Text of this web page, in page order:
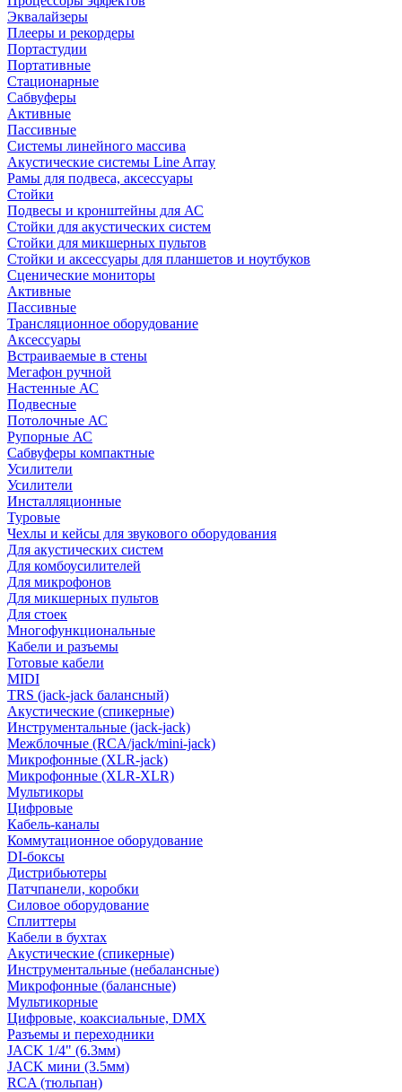
Эквалайзеры
Плееры и рекордеры
Портастудии
Портативные
Стационарные
Сабвуферы
Активные
Пассивные
Системы линейного массива
Акустические системы Line Array
Рамы для подвеса, аксессуары
Стойки
Подвесы и кронштейны для АС
Стойки для акустических систем
Стойки для микшерных пультов
Стойки и аксессуары для планшетов и ноутбуков
Сценические мониторы
Активные
Пассивные
Трансляционное оборудование
Аксессуары
Встраиваемые в стены
Мегафон ручной
Настенные АС
Подвесные
Потолочные АС
Рупорные АС
Сабвуферы компактные
Усилители
Усилители
Инсталляционные
Туровые
Чехлы и кейсы для звукового оборудования
Для акустических систем
Для комбоусилителей
Для микрофонов
Для микшерных пультов
Для стоек
Многофункциональные
Кабели и разъемы
Готовые кабели
MIDI
TRS (jack-jack балансный)
Акустические (спикерные)
Инструментальные (jack-jack)
Межблочные (RCA/jack/mini-jack)
Микрофонные (XLR-jack)
Микрофонные (XLR-XLR)
Мультикоры
Цифровые
Кабель-каналы
Коммутационное оборудование
DI-боксы
Дистрибьютеры
Патчпанели, коробки
Силовое оборудование
Сплиттеры
Кабели в бухтах
Акустические (спикерные)
Инструментальные (небалансные)
Микрофонные (балансные)
Мультикорные
Цифровые, коаксиальные, DMX
Разъемы и переходники
JACK 1/4" (6.3мм)
JACK мини (3.5мм)
RCA (тюльпан)